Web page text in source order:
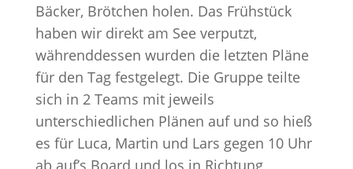
Bäcker, Brötchen holen. Das Frühstück
haben wir direkt am See verputzt,
währenddessen wurden die letzten Pläne
für den Tag festgelegt. Die Gruppe teilte
sich in 2 Teams mit jeweils
unterschiedlichen Plänen auf und so hieß
es für Luca, Martin und Lars gegen 10 Uhr
ab auf’s Board und los in Richtung